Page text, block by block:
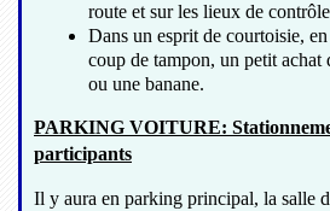
route et sur les lieux de contrôle
Dans un esprit de courtoisie,
coup de tampon, un petit achat
ou une banane.
PARKING VOITURE:
participants
Il y aura en parking principal, la salle